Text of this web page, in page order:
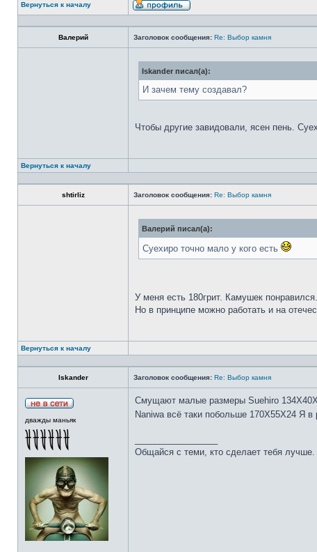
Вернуться к началу
Валерий Заголовок сообщения: Re: Выбор камня
Iskander писал(а):
И зачем тему создавал?
Чтобы другие завидовали, ясен пень.
Вернуться к началу
shtirliz Заголовок сообщения: Re: Выбор камня
Валерий писал(а):
Суехиро точно мало у кого есть
У меня есть 180грит. Камушек понравился.
Но в принципе можно работать и на
Вернуться к началу
Iskander Заголовок сообщения: Re: Выбор камня
дважды маньяк
Смущают малые размеры Suehiro
Naniwa всё таки побольше 170Х55Х24 Я в
Общайся с теми, кто сделает тебя лучше.